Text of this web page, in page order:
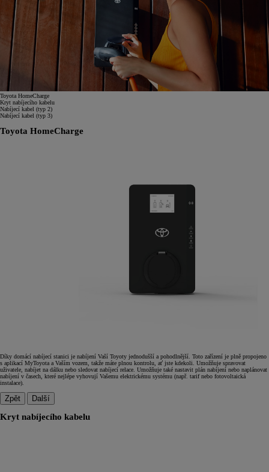
Toyota HomeCharge
Kryt nabíjecího kabelu
Nabíjecí kabel (typ 2)
Nabíjecí kabel (typ 3)
Toyota HomeCharge
Díky domácí nabíjecí stanici je nabíjení Vaší Toyoty jednodušší a pohodlnější. Toto zařízení je plně propojeno
s aplikací MyToyota a Vaším vozem, takže máte plnou kontrolu, ať jste kdekoli. Umožňuje spravovat
uživatele, nabíjet na dálku nebo sledovat nabíjecí relace. Umožňuje také nastavit plán nabíjení nebo naplánovat
nabíjení v časech, které nejlépe vyhovují Vašemu elektrickému systému (např. tarif nebo fotovoltaická
instalace).
Zpět Další
Kryt nabíjecího kabelu